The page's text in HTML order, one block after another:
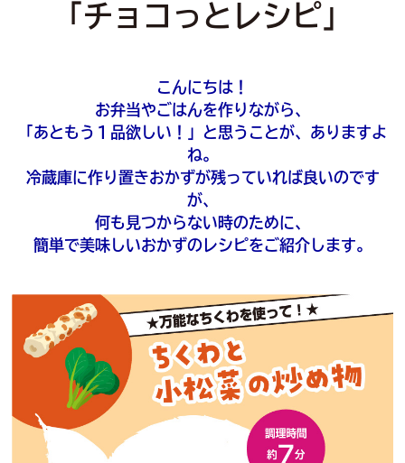
「チョコっとレシピ」
こんにちは！
お弁当やごはんを作りながら、
「あともう１品欲しい！」と思うことが、ありますよ
ね。
冷蔵庫に作り置きおかずが残っていれば良いのです
が、
何も見つからない時のために、
簡単で美味しいおかずのレシピをご紹介します。